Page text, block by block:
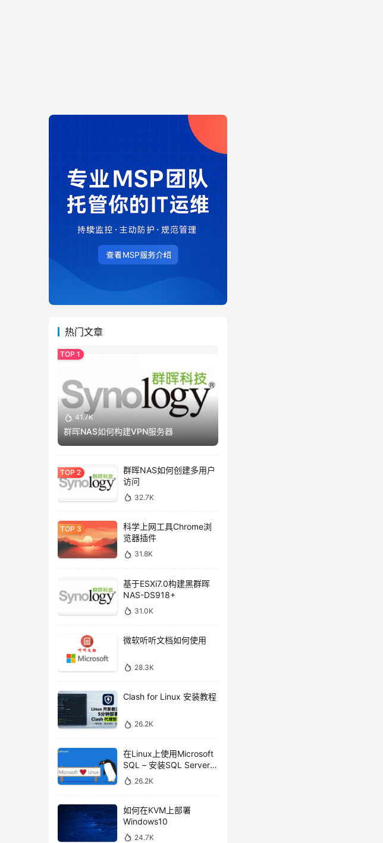
热门文章
41.7K
群晖NAS如何构建VPN服务器
群晖NAS如何创建多用户
访问
32.7K
科学上网工具Chrome浏
览器插件
31.8K
基于ESXi7.0构建黑群晖
NAS-DS918+
31.0K
微软听听文档如何使用
28.3K
Clash for Linux 安装教程
26.2K
在Linux上使用Microsoft
SQL – 安装SQL Server命
令行工具
26.2K
如何在KVM上部署
Windows10
24.7K